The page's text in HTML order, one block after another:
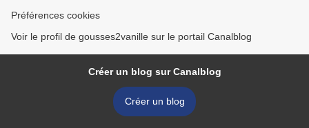
Préférences cookies
Voir le profil de gousses2vanille sur le portail Canalblog
Créer un blog sur Canalblog
Créer un blog